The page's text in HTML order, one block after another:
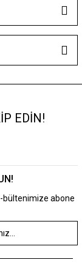
EDİN!
bültenimize abone